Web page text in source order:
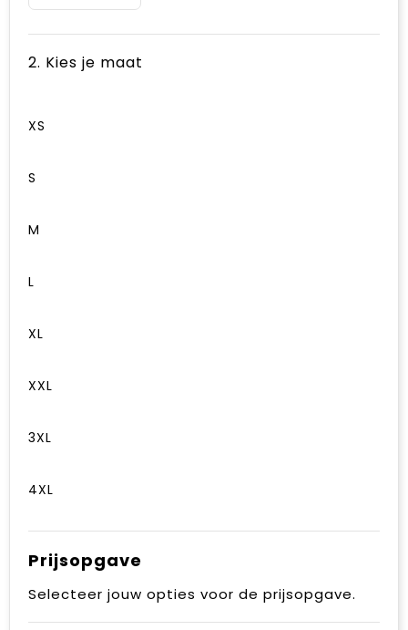
2. Kies je maat
XS
S
M
L
XL
XXL
3XL
4XL
Prijsopgave
Selecteer jouw opties voor de prijsopgave.